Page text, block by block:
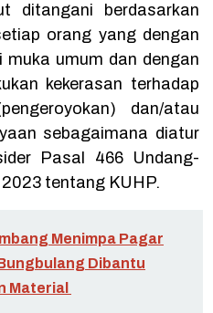
ditangani berdasarkan
orang yang dengan
umum dan dengan
kekerasan terhadap
dan/atau
sebagaimana diatur
Pasal 466 Undang-
tentang KUHP.
Menimpa Pagar
Dibantu
Material